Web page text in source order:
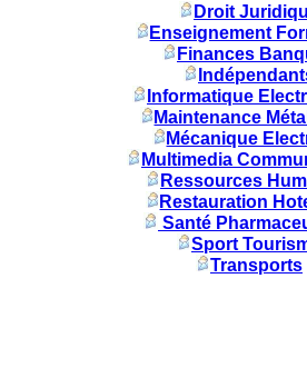
Droit
Enseignement
Finances
Informatique
Maintenance
Mécanique
Multimedia
Ressources
Restauration
Santé
Sport
Transports